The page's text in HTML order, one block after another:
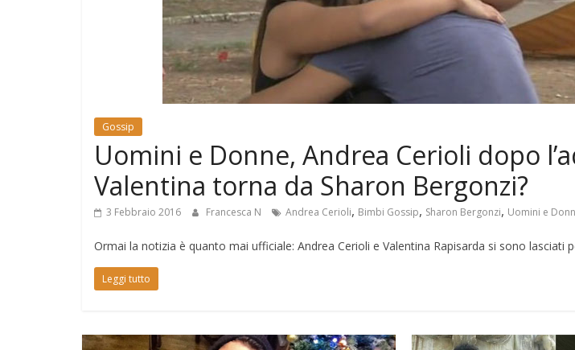
Gossip
Uomini e Donne, Andrea Cerioli dopo
Valentina torna da Sharon Bergonzi?
3 Febbraio 2016 Francesca N Andrea Cerioli, Bimbi Gossip, Sharon Bergonzi, Uomini e
Ormai la notizia è quanto mai ufficiale: Andrea Cerioli e Valentina Rapisarda si sono lasciati
Leggi tutto